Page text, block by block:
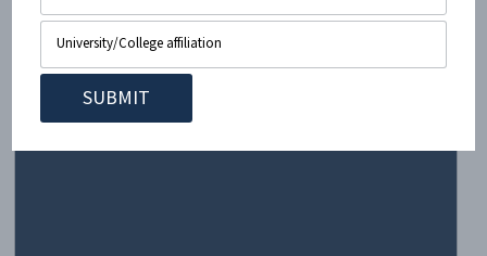
Related articles